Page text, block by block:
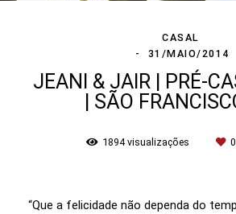
CASAL
31/MAIO/2014
JEANI & JAIR | PRÉ-
| SÃO
1894visualizações 0
“Que a felicidade não dependa do